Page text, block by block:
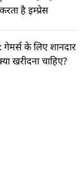
है इम्प्रेस
के लिए शानदार
खरीदना चाहिए?